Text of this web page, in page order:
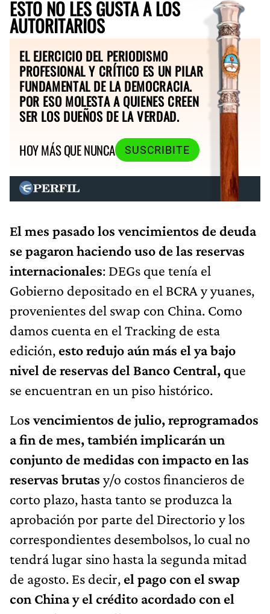
ESTO NO LES GUSTA A LOS
AUTORITARIOS
EL EJERCICIO DEL PERIODISMO
PROFESIONAL Y CRÍTICO ES UN PILAR
FUNDAMENTAL DE LA DEMOCRACIA.
POR ESO MOLESTA A QUIENES CREEN
SER LOS DUEÑOS DE LA VERDAD.
HOY MÁS QUE NUNCA
SUSCRIBITE
El mes pasado los vencimientos de deuda
se pagaron haciendo uso de las reservas
internacionales: DEGs que tenía el
Gobierno depositado en el BCRA y yuanes,
provenientes del swap con China. Como
damos cuenta en el Tracking de esta
edición, esto redujo aún más el ya bajo
nivel de reservas del Banco Central, que
se encuentran en un piso histórico.
Los vencimientos de julio, reprogramados
a fin de mes, también implicarán un
conjunto de medidas con impacto en las
reservas brutas y/o costos financieros de
corto plazo, hasta tanto se produzca la
aprobación por parte del Directorio y los
correspondientes desembolsos, lo cual no
tendrá lugar sino hasta la segunda mitad
de agosto. Es decir, el pago con el swap
con China y el crédito acordado con el